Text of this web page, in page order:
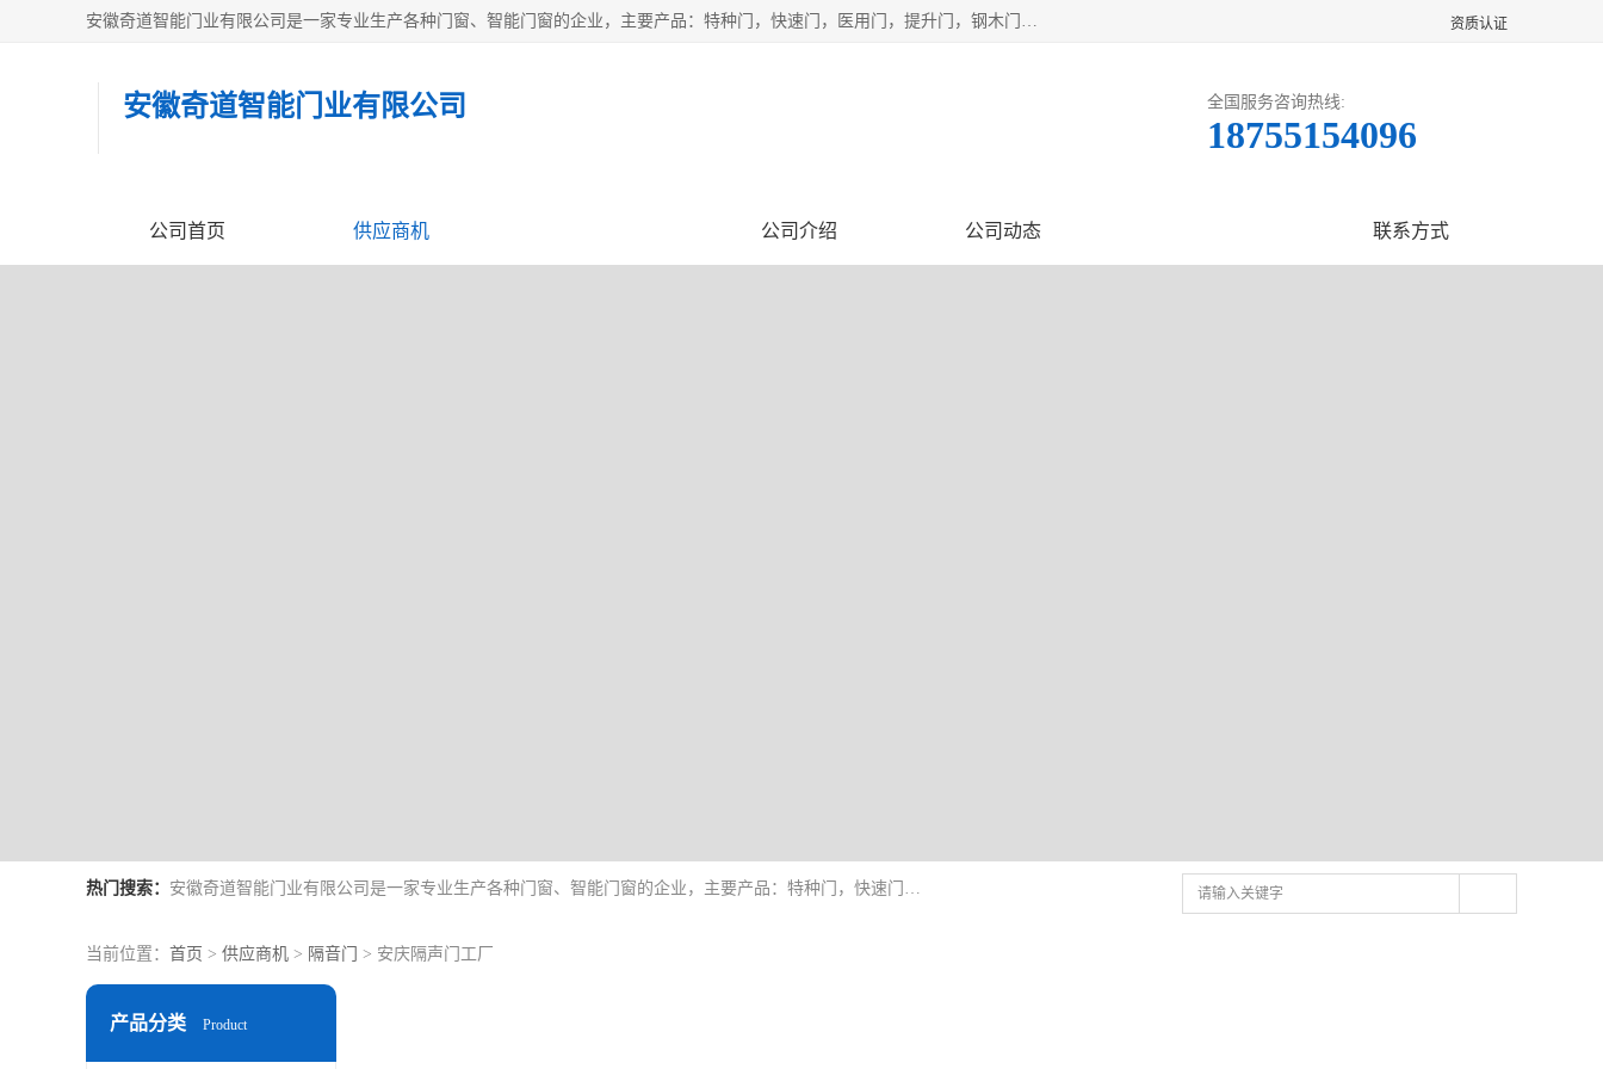
安徽奇道智能门业有限公司是一家专业生产各种门窗、智能门窗的企业，主要产品：特种门，快速门，医用门，提升门，钢木门，智能道闸，钢大门，平移门，卷帘门，保温门，钢制自由门，防火门等，欢迎前来咨询采购。 资质认证
安徽奇道智能门业有限公司 全国服务咨询热线:
18755154096
公司首页 供应商机 公司介绍 公司动态 联系方式
热门搜索： 安徽奇道智能门业有限公司是一家专业生产各种门窗、智能门窗的企业，主要产品：特种门，快速门，医用门，提升门，钢木门，智能道闸，钢大门，平移门，卷帘门，保温门，钢制自由门，防火门等，欢迎前来咨询采购。
当前位置： 首页 > 供应商机 > 隔音门 > 安庆隔声门工厂
产品分类 Product